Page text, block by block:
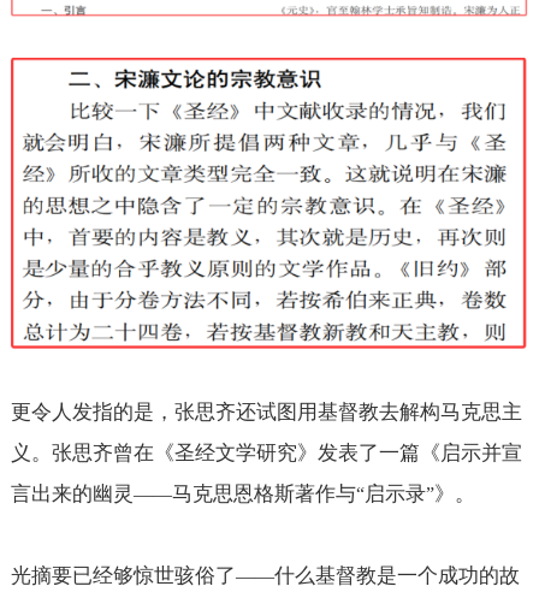
更令人发指的是，张思齐还试图用基督教去解构马克思主
义。张思齐曾在《圣经文学研究》发表了一篇《启示并宣
言出来的幽灵——马克思恩格斯著作与“启示录”》。
光摘要已经够惊世骇俗了——什么基督教是一个成功的故